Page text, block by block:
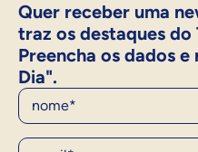
Quer receber uma
traz os destaques do
Preencha os dados e
Dia".
Nome
E-Mail